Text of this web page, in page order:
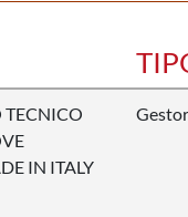
TECNICO
IN ITALY